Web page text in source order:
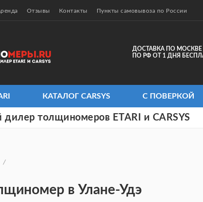
Отзывы Контакты Пункты самовывоза по России
ДОСТАВКА ПО МОСКВЕ
ПО РФ ОТ 1 ДНЯ
КАТАЛОГ CARSYS С ПОВЕРКОЙ
толщиномеров ETARI и CARSYS
/
в Улане-Удэ